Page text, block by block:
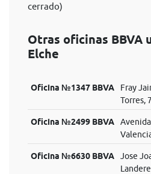
cerrado)
Otras oficinas BBVA
Elche
Oficina №1347 BBVA
Fray
Torres, 7
Oficina №2499 BBVA
Oficina №6630 BBVA
Jose